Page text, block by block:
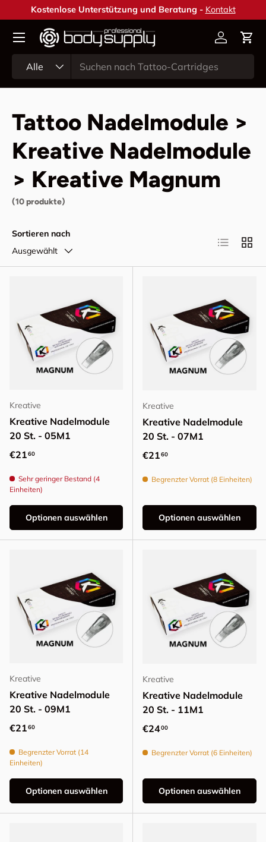
Direkt zum Inhalt
Kostenlose Unterstützung und Beratung - Kontakt
Alle
Konto
Tattoo Nadelmodule >
Kreative Nadelmodule
> Kreative Magnum
(10 produkte)
Sortieren nach
Ausgewählt
Kreative
Kreative Nadelmodule
20 St. - 05M1
Normaler Preis
€2160
Sehr geringer Bestand (4
Einheiten)
Optionen auswählen
Kreative
Kreative Nadelmodule
20 St. - 07M1
Normaler Preis
€2160
Begrenzter Vorrat (8 Einheiten)
Optionen auswählen
Kreative
Kreative Nadelmodule
20 St. - 09M1
Normaler Preis
€2160
Begrenzter Vorrat (14
Einheiten)
Optionen auswählen
Kreative
Kreative Nadelmodule
20 St. - 11M1
Normaler Preis
€2400
Begrenzter Vorrat (6 Einheiten)
Optionen auswählen